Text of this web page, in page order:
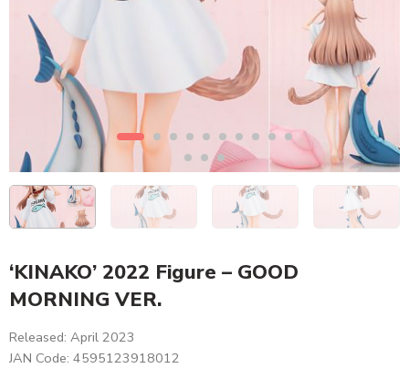
‘KINAKO’ 2022 Figure – GOOD
MORNING VER.
Released: April 2023
JAN Code: 4595123918012